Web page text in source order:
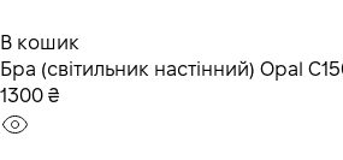
В кошик
Бра (світильник настінний) Opal
1300 ₴